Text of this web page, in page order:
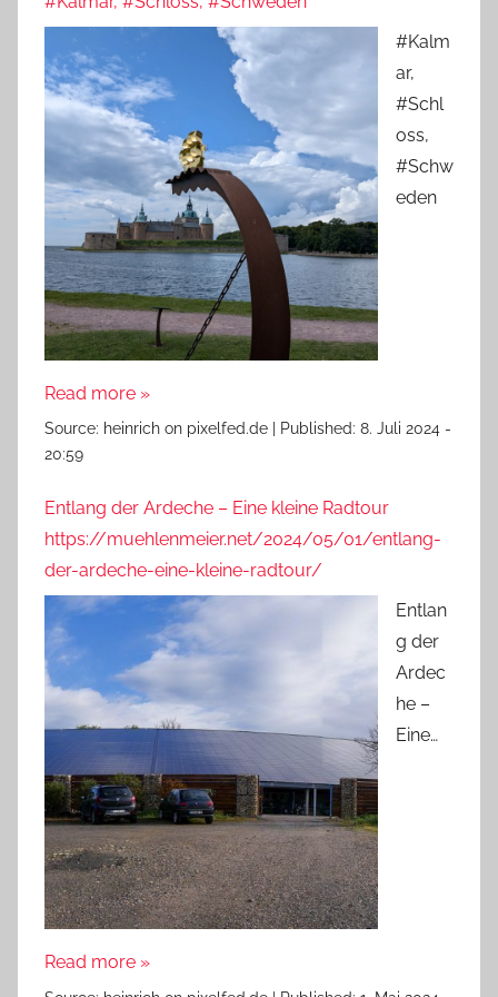
#Kalm
ar,
#Schl
oss,
#Schw
eden
Read more »
Source: heinrich on pixelfed.de Published: 8. Juli 2024 -
20:59
Entlang der Ardeche – Eine kleine Radtour
https://muehlenmeier.net/2024/05/01/entlang-
der-ardeche-eine-kleine-radtour/
Entlan
g der
Ardec
he –
Eine…
Read more »